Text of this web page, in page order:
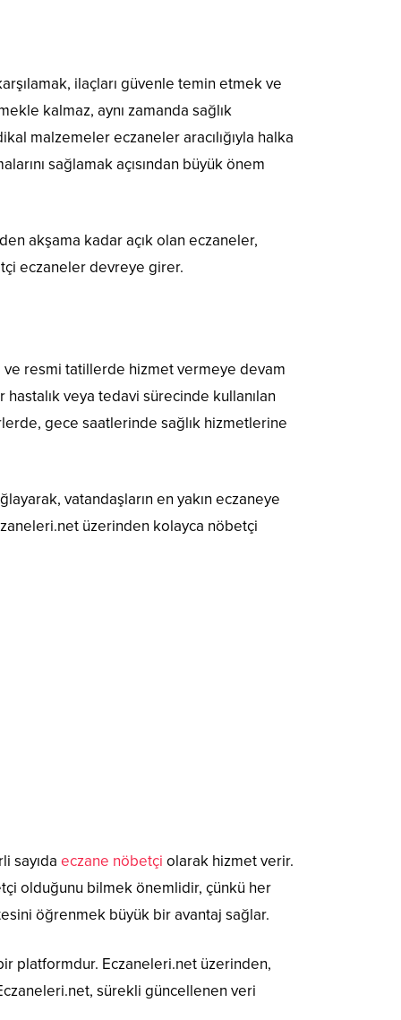
ilaçları güvenle temin etmek ve
kalmaz, aynı zamanda sağlık
malzemeler eczaneler aracılığıyla halka
sağlamak açısından büyük önem
akşama kadar açık olan eczaneler,
eczaneler devreye girer.
ve resmi tatillerde hizmet vermeye devam
veya tedavi sürecinde kullanılan
gece saatlerinde sağlık hizmetlerine
vatandaşların en yakın eczaneye
üzerinden kolayca nöbetçi
sayıda eczane nöbetçi olarak hizmet verir.
olduğunu bilmek önemlidir, çünkü her
öğrenmek büyük bir avantaj sağlar.
platformdur. Eczaneleri.net üzerinden,
sürekli güncellenen veri